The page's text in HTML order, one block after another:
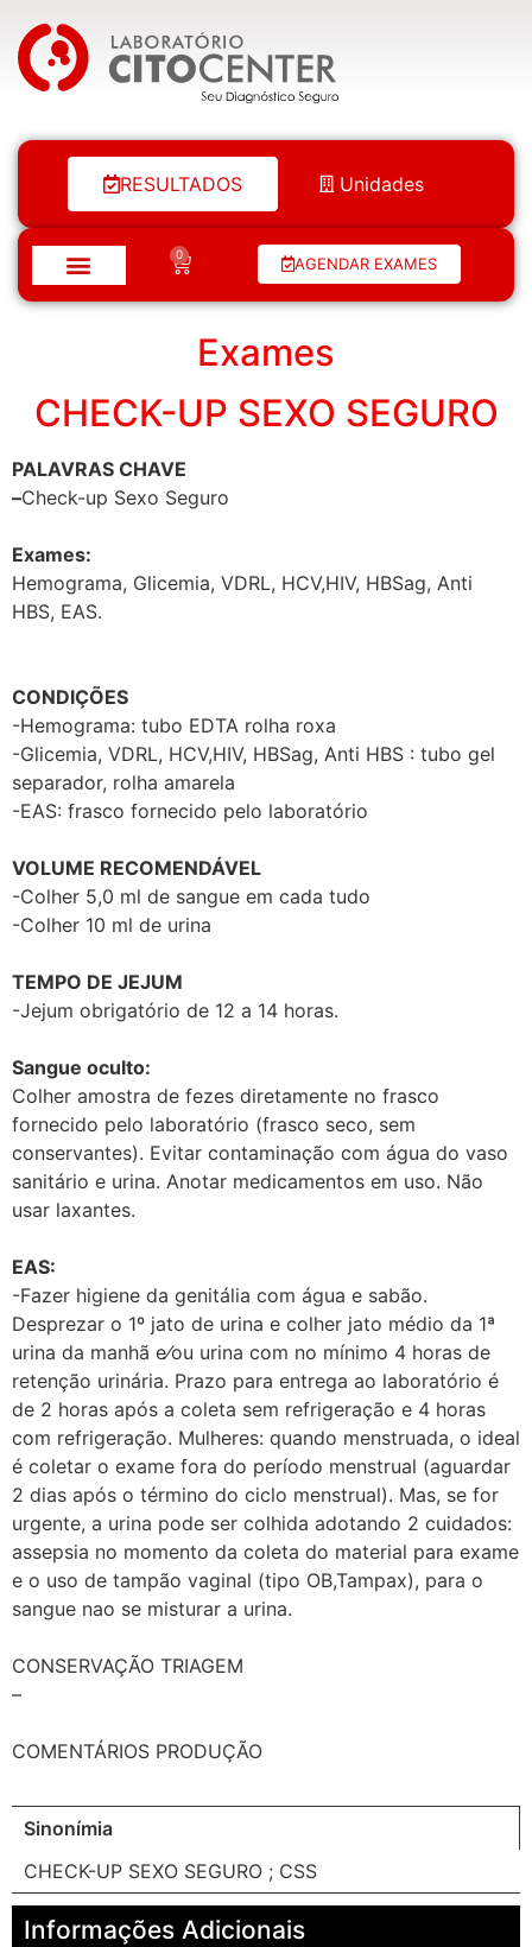
Laboratório Citocenter
RESULTADOS Unidades
0 AGENDAR EXAMES
Exames
CHECK-UP SEXO SEGURO
PALAVRAS CHAVE
–Check-up Sexo Seguro
Exames:
Hemograma, Glicemia, VDRL, HCV,HIV, HBSag, Anti
HBS, EAS.
CONDIÇÕES
-Hemograma: tubo EDTA rolha roxa
-Glicemia, VDRL, HCV,HIV, HBSag, Anti HBS : tubo gel
separador, rolha amarela
-EAS: frasco fornecido pelo laboratório
VOLUME RECOMENDÁVEL
-Colher 5,0 ml de sangue em cada tudo
-Colher 10 ml de urina
TEMPO DE JEJUM
-Jejum obrigatório de 12 a 14 horas.
Sangue oculto:
Colher amostra de fezes diretamente no frasco
fornecido pelo laboratório (frasco seco, sem
conservantes). Evitar contaminação com água do vaso
sanitário e urina. Anotar medicamentos em uso. Não
usar laxantes.
EAS:
-Fazer higiene da genitália com água e sabão.
Desprezar o 1º jato de urina e colher jato médio da 1ª
urina da manhã e⁄ou urina com no mínimo 4 horas de
retenção urinária. Prazo para entrega ao laboratório é
de 2 horas após a coleta sem refrigeração e 4 horas
com refrigeração. Mulheres: quando menstruada, o ideal
é coletar o exame fora do período menstrual (aguardar
2 dias após o término do ciclo menstrual). Mas, se for
urgente, a urina pode ser colhida adotando 2 cuidados:
assepsia no momento da coleta do material para exame
e o uso de tampão vaginal (tipo OB,Tampax), para o
sangue nao se misturar a urina.
CONSERVAÇÃO TRIAGEM
–
COMENTÁRIOS PRODUÇÃO
Sinonímia
CHECK-UP SEXO SEGURO ; CSS
Informações Adicionais